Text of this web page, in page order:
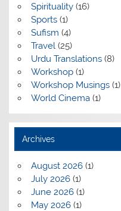
Spirituality(16)
Sports(1)
Sufism (4)
Travel (25)
Urdu Translations(8)
Workshop(1)
Workshop Musings(1)
World Cinema(1)
Archives
August 2026(1)
July 2026(1)
June 2026(1)
May 2026(1)